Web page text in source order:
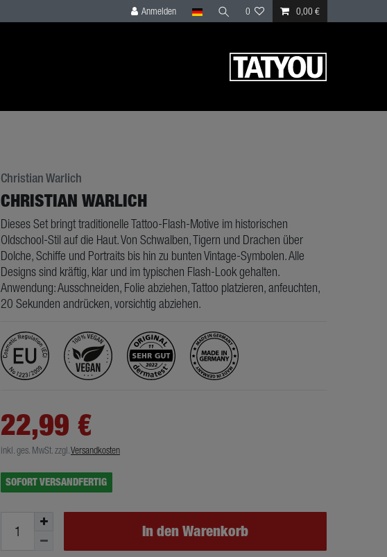
Anmelden 0 0,00 €
Christian Warlich
CHRISTIAN WARLICH
Dieses Set bringt traditionelle Tattoo-Flash-Motive im historischen
Oldschool-Stil auf die Haut. Von Schwalben, Tigern und Drachen über
Dolche, Schiffe und Portraits bis hin zu bunten Vintage-Symbolen. Alle
Designs sind kräftig, klar und im typischen Flash-Look gehalten.
Anwendung: Ausschneiden, Folie abziehen, Tattoo platzieren, anfeuchten,
20 Sekunden andrücken, vorsichtig abziehen.
22,99 €
inkl. ges. MwSt.zzgl.Versandkosten
SOFORT VERSANDFERTIG
In den Warenkorb